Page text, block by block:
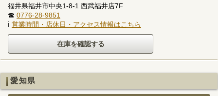
福井県福井市中央1-8-1 西武福井店7F
☎ 0776-28-9851
ℹ 営業時間・店休日・アクセス情報はこちら
愛知県